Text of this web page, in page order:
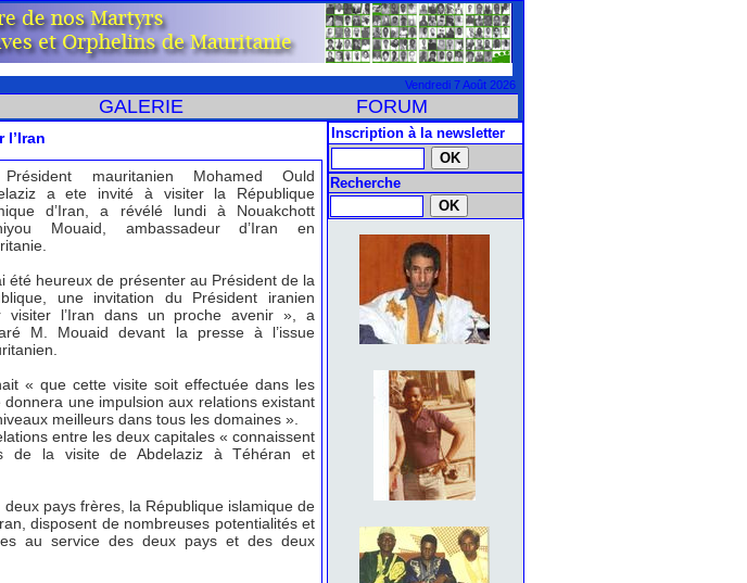
Vendredi 7 Août 2026
GALERIE FORUM
mauritanien Mohamed Ould
a ete invité à visiter la République
d’Iran, a révélé lundi à Nouakchott
Mouaid, ambassadeur d’Iran en
été heureux de présenter au Président de la
une invitation du Président iranien
visiter l’Iran dans un proche avenir », a
M. Mouaid devant la presse à l’issue
« que cette visite soit effectuée dans les
une impulsion aux relations existant
meilleurs dans tous les domaines ».
entre les deux capitales « connaissent
de la visite de Abdelaziz à Téhéran et
pays frères, la République islamique de
disposent de nombreuses potentialités et
au service des deux pays et des deux
Inscription à la newsletter
Recherche